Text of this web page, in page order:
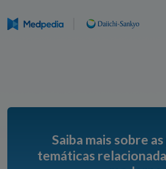
Saiba mais sobre
temáticas